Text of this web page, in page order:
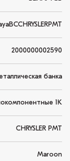
2000000002590
банка
1K
CHRYSLER PMT
Maroon